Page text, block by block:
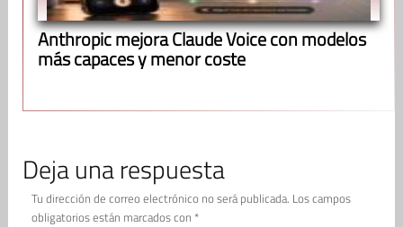
Anthropic mejora Claude Voice con modelos
más capaces y menor coste
Deja una respuesta
Tu dirección de correo electrónico no será publicada. Los campos
obligatorios están marcados con *